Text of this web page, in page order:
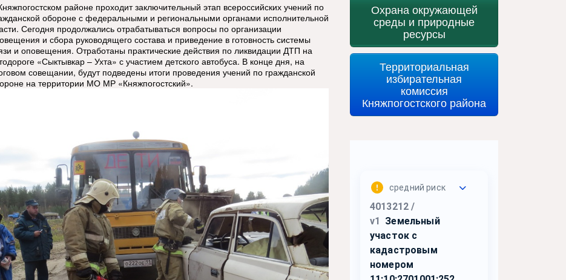
районе проходит заключительный этап всероссийских учений по
обороне с федеральными и региональными органами исполнительной
Сегодня продолжались отрабатываться вопросы по организации
и сбора руководящего состава и приведение в готовность системы
и оповещения. Отработаны практические действия по ликвидации ДТП на
«Сыктывкар – Ухта» с участием детского автобуса. В конце дня, на
совещании, будут подведены итоги проведения учений по гражданской
на территории МО МР «Княжпогостский».
Охрана окружающей
среды и природные
ресурсы
Территориальная
избирательная
комиссия
Княжпогостского района